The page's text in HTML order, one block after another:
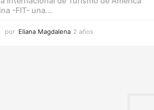
-FIT- una...
por Eliana Magdalena 2 años